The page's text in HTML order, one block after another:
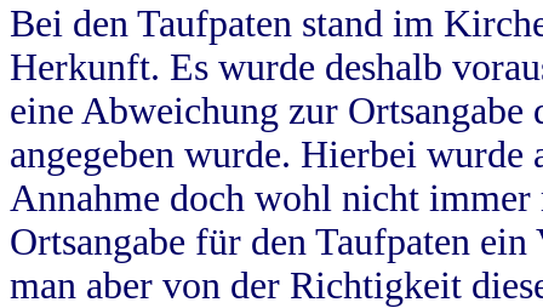
Bei den Taufpaten stand im
Herkunft. Es wurde deshalb
eine Abweichung zur
angegeben wurde. Hierbei wurde
Annahme doch wohl nicht
Ortsangabe für den Taufpaten
man aber von der Richtigkeit